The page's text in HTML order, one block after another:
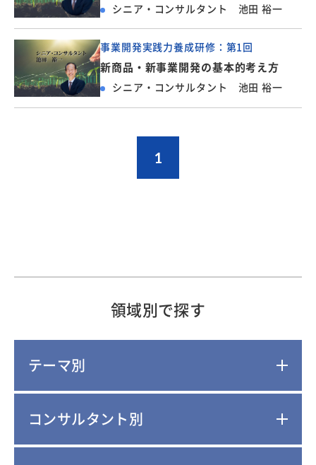
シニア・コンサルタント 池田 裕一
事業開発実践力養成研修：第1回
新商品・新事業開発の基本的考え方
シニア・コンサルタント 池田 裕一
1
領域別で探す
テーマ別
コンサルタント別